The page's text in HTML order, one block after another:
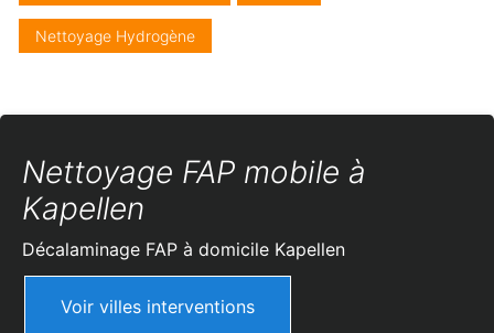
Nettoyage Hydrogène
Nettoyage FAP mobile à
Kapellen
Décalaminage FAP à domicile Kapellen
Voir villes interventions